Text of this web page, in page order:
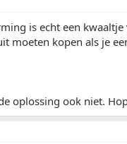
is echt een kwaaltje
moeten kopen als je
oplossing ook niet.